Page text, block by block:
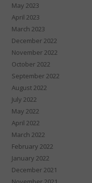
May 2023
April 2023
March 2023
December 2022
November 2022
October 2022
September 2022
August 2022
July 2022
May 2022
April 2022
March 2022
February 2022
January 2022
December 2021